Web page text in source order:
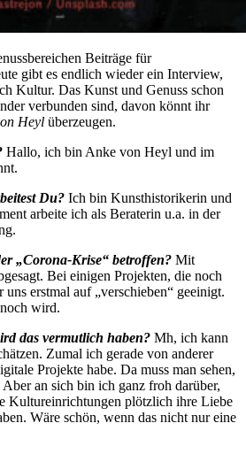
Beiträge für
gibt es endlich wieder ein Interview,
Kultur. Das Kunst und Genuss schon
verbunden sind, davon könnt ihr
Heyl überzeugen.
Hallo, ich bin Anke von Heyl und im
Du? Ich bin Kunsthistorikerin und
arbeite ich als Beraterin u.a. in der
„Corona-Krise“ betroffen? Mit
Bei einigen Projekten, die noch
erstmal auf „verschieben“ geeinigt.
wird.
das vermutlich haben? Mh, ich kann
Zumal ich gerade von anderer
Projekte habe. Da muss man sehen,
an sich bin ich ganz froh darüber,
Kultureinrichtungen plötzlich ihre Liebe
Wäre schön, wenn das nicht nur eine